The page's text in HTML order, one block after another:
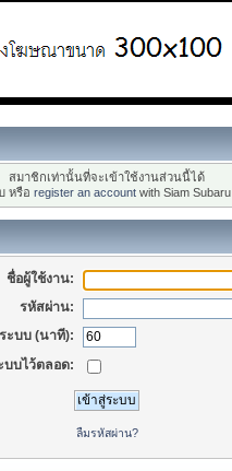
สมาชิกเท่านั้นที่จะเข้าใช้งานส่วนนี้ได้
หรือ register an account with Siam
ชื่อผู้ใช้งาน:
รหัสผ่าน:
ะบบ (นาที):
บบไว้ตลอด:
ลืมรหัสผ่าน?